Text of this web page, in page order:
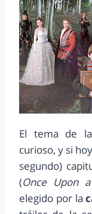
El tema de
curioso, y si
segundo)
(Once Upon
elegido por la